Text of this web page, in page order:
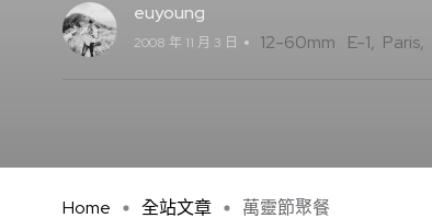
euyoung
2008 年 11 月 3 日 12-60mm E-1 Paris
Home 全站文章 萬靈節聚餐